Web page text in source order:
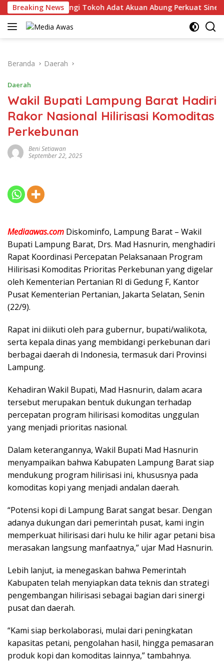
Langsung
ke
konten
Breaking News
Utara Kunjungi Tokoh Adat Akuan Abung Perkuat Sinergi
Beranda Daerah
Daerah
Wakil Bupati Lampung Barat Hadiri
Rakor Nasional Hilirisasi Komoditas
Perkebunan
Beni Setiawan
September 22, 2025
Mediaawas.com Diskominfo, Lampung Barat – Wakil
Bupati Lampung Barat, Drs. Mad Hasnurin, menghadiri
Rapat Koordinasi Percepatan Pelaksanaan Program
Hilirisasi Komoditas Prioritas Perkebunan yang digelar
oleh Kementerian Pertanian RI di Gedung F, Kantor
Pusat Kementerian Pertanian, Jakarta Selatan, Senin
(22/9).
Rapat ini diikuti oleh para gubernur, bupati/walikota,
serta kepala dinas yang membidangi perkebunan dari
berbagai daerah di Indonesia, termasuk dari Provinsi
Lampung.
Kehadiran Wakil Bupati, Mad Hasnurin, dalam acara
tersebut merupakan bentuk dukungan terhadap
percepatan program hilirisasi komoditas unggulan
yang menjadi prioritas nasional.
Dalam keterangannya, Wakil Bupati Mad Hasnurin
menyampaikan bahwa Kabupaten Lampung Barat siap
mendukung program hilirisasi ini, khususnya pada
komoditas kopi yang menjadi andalan daerah.
“Potensi kopi di Lampung Barat sangat besar. Dengan
adanya dukungan dari pemerintah pusat, kami ingin
memperkuat hilirisasi dari hulu ke hilir agar petani bisa
merasakan langsung manfaatnya,” ujar Mad Hasnurin.
Lebih lanjut, ia menegaskan bahwa Pemerintah
Kabupaten telah menyiapkan data teknis dan strategi
pengembangan hilirisasi sebagai bagian dari sinergi
pusat dan daerah.
“Kami siap berkolaborasi, mulai dari peningkatan
kapasitas petani, pengolahan hasil, hingga pemasaran
produk kopi dan komoditas lainnya,” tambahnya.